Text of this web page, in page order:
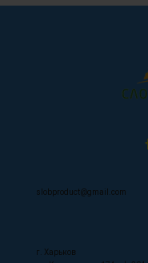
slobproduct@gmail.com
г. Харьков